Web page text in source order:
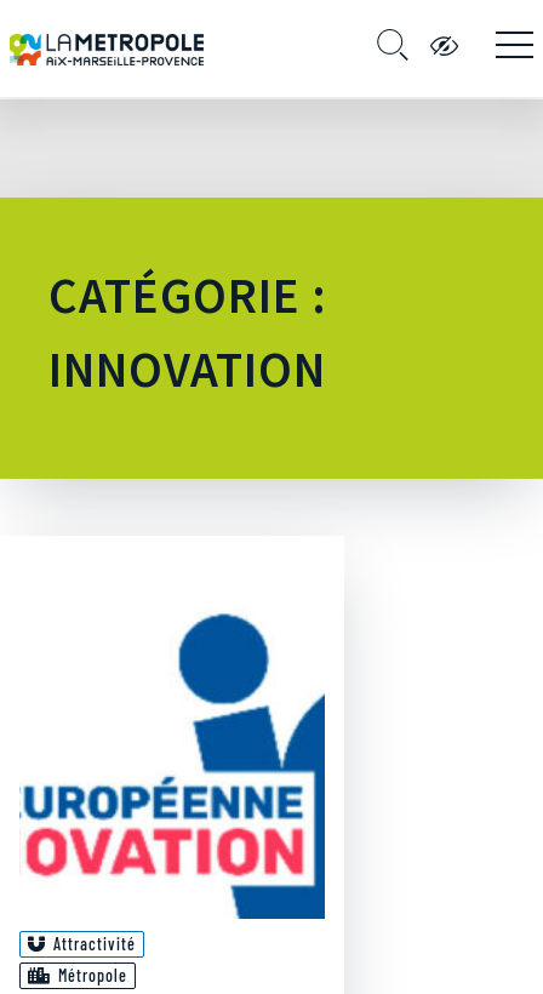
CATÉGORIE :
INNOVATION
Attractivité
Métropole